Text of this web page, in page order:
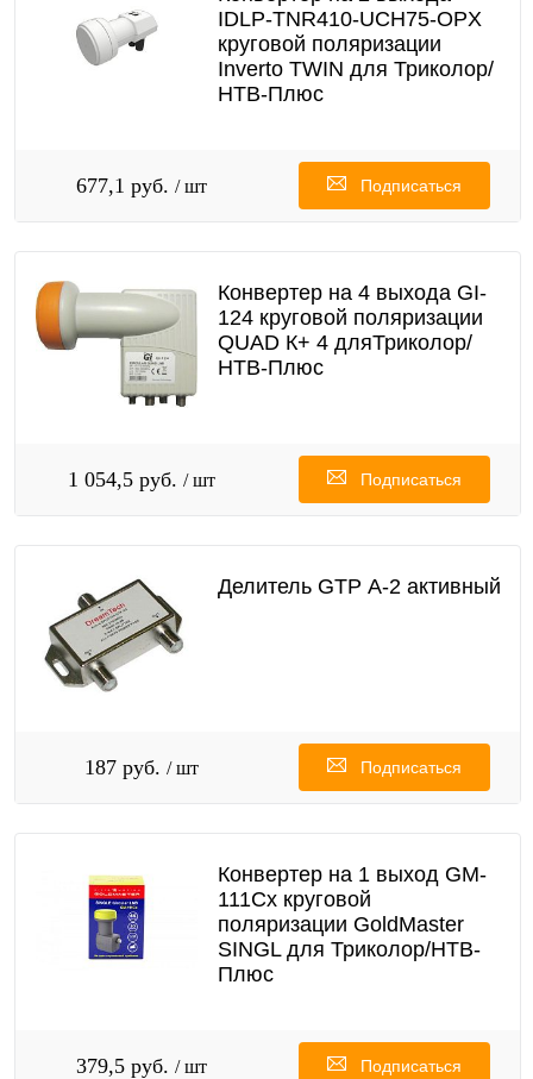
IDLP-TNR410-UCH75-OPX
круговой поляризации
Inverto TWIN для Триколор/
НТВ-Плюс
677,1 руб. / шт Подписаться
Конвертер на 4 выхода GI-
124 круговой поляризации
QUAD К+ 4 дляТриколор/
НТВ-Плюс
1 054,5 руб. / шт Подписаться
Делитель GTP А-2 активный
187 руб. / шт Подписаться
Конвертер на 1 выход GM-
111Cx круговой
поляризации GoldMaster
SINGL для Триколор/НТВ-
Плюс
379,5 руб. / шт Подписаться